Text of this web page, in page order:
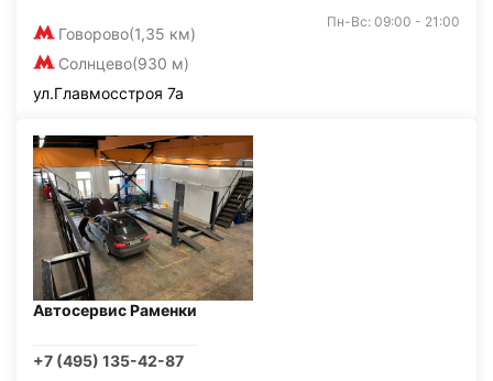
Говорово(1,35 км)
Солнцево(930 м)
Пн-Вс: 09:00 - 21:00
ул.Главмосстроя 7а
Автосервис Раменки
+7 (495) 135-42-87